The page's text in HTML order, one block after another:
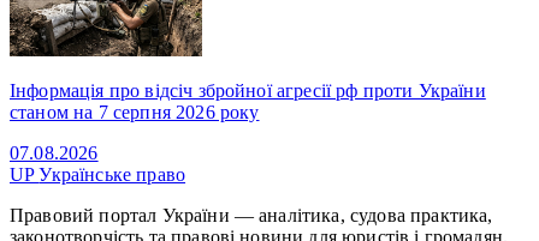
Інформація про відсіч збройної агресії рф проти України
станом на 7 серпня 2026 року
07.08.2026
UPУкраїнське право
Правовий портал України — аналітика, судова практика,
законотворчість та правові новини для юристів і громадян.